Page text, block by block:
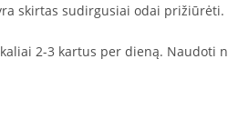
skirtas sudirgusiai odai
2-3 kartus per dieną. Naudoti